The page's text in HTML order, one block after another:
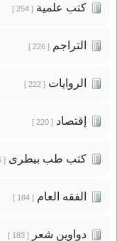
كتب علمية[ 254 ]
التراجم[ 226 ]
الروايات[ 222 ]
إقتصاد[ 220 ]
كتب طب بيطرى[ 186 ]
الفقه العام[ 184 ]
دواوين شعر[ 183 ]